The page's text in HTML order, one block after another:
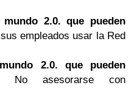
2.0. que pueden
empleados usar la Red
2.0. que pueden
No asesorarse con